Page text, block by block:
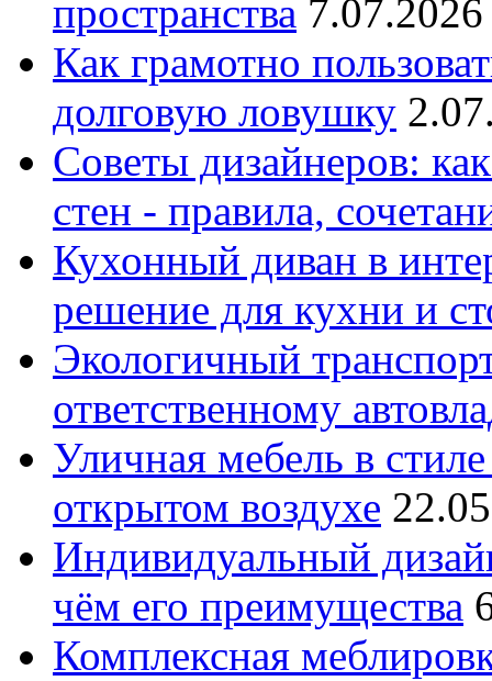
пространства
Как грамотно
долговую ловушку
Советы дизайнеров:
стен - правила,
Кухонный диван в
решение для кухни и
Экологичный
ответственному
Уличная мебель в
открытом воздухе
Индивидуальный
чём его преимущества
Комплексная